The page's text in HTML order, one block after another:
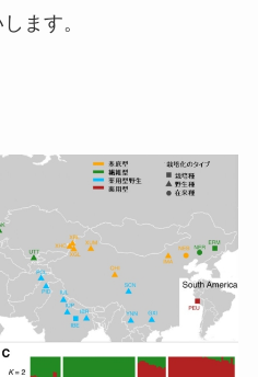
ます。